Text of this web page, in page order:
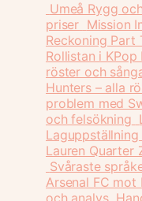
Umeå Rygg
priser Mission
Reckoning Part
Rollistan i KPop
röster och
Hunters – alla
problem med
och felsökning
Lauren Quarter
Svåraste
Arsenal FC mot